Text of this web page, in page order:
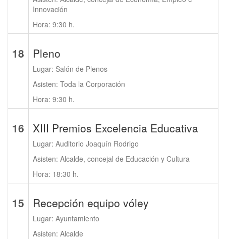
Innovación
Hora: 9:30 h.
18 Pleno
Lugar: Salón de Plenos
Asisten: Toda la Corporación
Hora: 9:30 h.
16 XIII Premios Excelencia Educativa
Lugar: Auditorio Joaquín Rodrigo
Asisten: Alcalde, concejal de Educación y Cultura
Hora: 18:30 h.
15 Recepción equipo vóley
Lugar: Ayuntamiento
Asisten: Alcalde